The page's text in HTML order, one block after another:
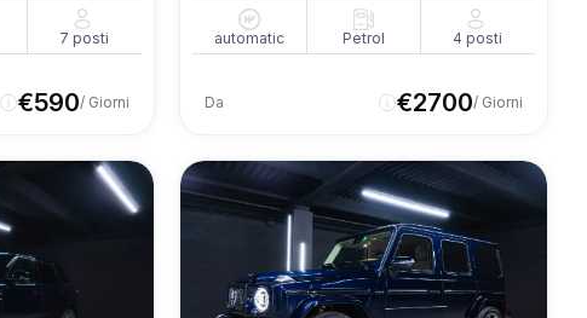
7 posti
€590/ Giorni
automatic Petrol 4 posti
Da €2700/ Giorni